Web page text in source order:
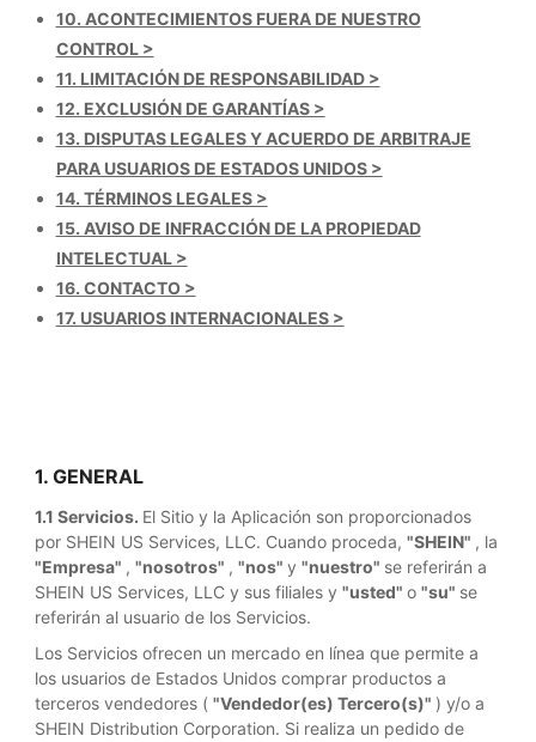
10. ACONTECIMIENTOS FUERA DE NUESTRO
CONTROL >
11. LIMITACIÓN DE RESPONSABILIDAD >
12. EXCLUSIÓN DE GARANTÍAS >
13. DISPUTAS LEGALES Y ACUERDO DE ARBITRAJE
PARA USUARIOS DE ESTADOS UNIDOS >
14. TÉRMINOS LEGALES >
15. AVISO DE INFRACCIÓN DE LA PROPIEDAD
INTELECTUAL >
16. CONTACTO >
17. USUARIOS INTERNACIONALES >
1. GENERAL
1.1 Servicios. El Sitio y la Aplicación son proporcionados
por SHEIN US Services, LLC. Cuando proceda, "SHEIN" , la
"Empresa" , "nosotros" , "nos" y "nuestro" se referirán a
SHEIN US Services, LLC y sus filiales y "usted" o "su" se
referirán al usuario de los Servicios.
Los Servicios ofrecen un mercado en línea que permite a
los usuarios de Estados Unidos comprar productos a
terceros vendedores ( "Vendedor(es) Tercero(s)" ) y/o a
SHEIN Distribution Corporation. Si realiza un pedido de